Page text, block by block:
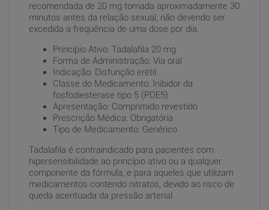
recomendada de 20 mg tomada aproximadamente 30
minutos antes da relação sexual, não devendo ser
excedida a frequência de uma dose por dia.
Princípio Ativo: Tadalafila 20 mg
Forma de Administração: Via oral
Indicação: Disfunção erétil
Classe do Medicamento: Inibidor da
fosfodiesterase tipo 5 (PDE5)
Apresentação: Comprimido revestido
Prescrição Médica: Obrigatória
Tipo de Medicamento: Genérico
Tadalafila é contraindicado para pacientes com
hipersensibilidade ao princípio ativo ou a qualquer
componente da fórmula, e para aqueles que utilizam
medicamentos contendo nitratos, devido ao risco de
queda acentuada da pressão arterial.